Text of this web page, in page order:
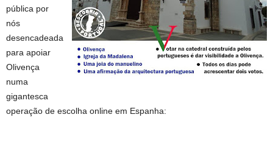
pública por
nós
desencadeada
para apoiar
Olivença
numa
gigantesca
operação de escolha online em Espanha: